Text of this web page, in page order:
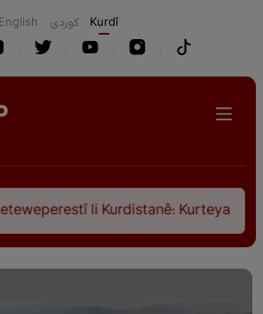
English كوردی Kurdî
li Kurdistanê: Kurteya